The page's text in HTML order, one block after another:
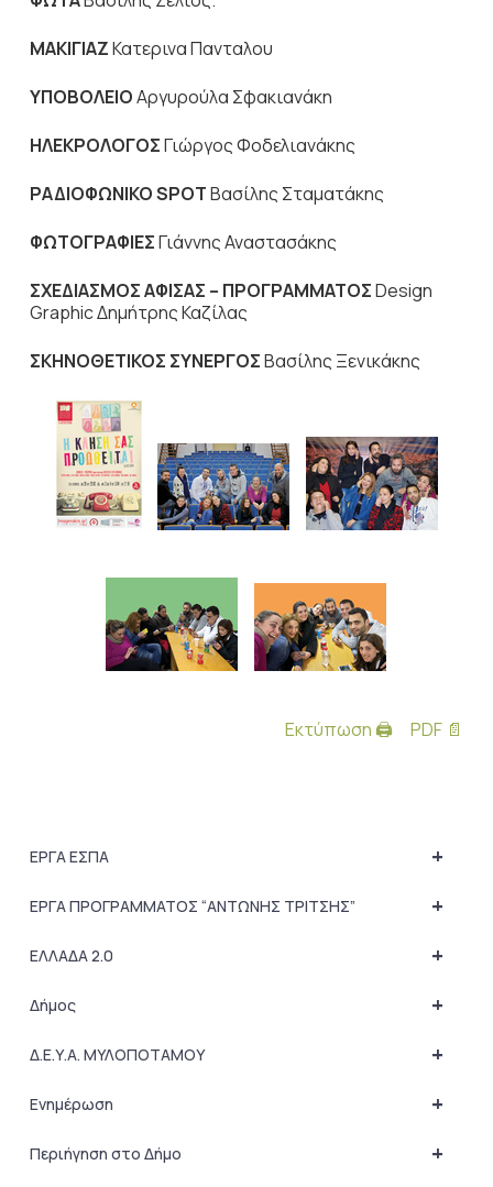
ΜΑΚΙΓΙΑΖΚατερινα Πανταλου
ΥΠΟΒΟΛΕΙΟΑργυρούλα Σφακιανάκη
ΗΛΕΚΡΟΛΟΓΟΣΓιώργος Φοδελιανάκης
ΡΑΔΙΟΦΩΝΙΚΟSPOTΒασίλης Σταματάκης
ΦΩΤΟΓΡΑΦΙΕΣΓιάννης Αναστασάκης
ΣΧΕΔΙΑΣΜΟΣΑΦΙΣΑΣ – ΠΡΟΓΡΑΜΜΑΤΟΣDesign
GraphicΔημήτρης Καζίλας
ΣΚΗΝΟΘΕΤΙΚΟΣ ΣΥΝΕΡΓΟΣΒασίλης Ξενικάκης
Εκτύπωση 🖨 PDF 📄
+
ΕΡΓΑ ΕΣΠΑ
+
ΕΡΓΑ ΠΡΟΓΡΑΜΜΑΤΟΣ “ΑΝΤΩΝΗΣ ΤΡΙΤΣΗΣ”
+
ΕΛΛΑΔΑ 2.0
+
Δήμος
+
Δ.Ε.Υ.Α. ΜΥΛΟΠΟΤΑΜΟΥ
+
Ενημέρωση
+
Περιήγηση στο Δήμο